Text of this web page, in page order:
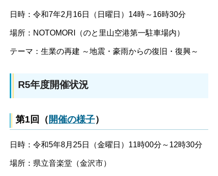
日時：令和7年2月16日（日曜日）14時～16時30分
場所：NOTOMORI（のと里山空港第一駐車場内）
テーマ：生業の再建 ～地震・豪雨からの復旧・復興～
R5年度開催状況
第1回（ 開催の様子）
日時：令和5年8月25日（金曜日）11時00分～12時30分
場所：県立音楽堂（金沢市）